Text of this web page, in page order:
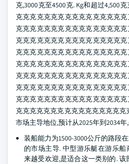
克,3000克至4500克. Kg和超过4,500
克克克克克克克克克克克克克克克
克克克克克克克克克克克克克克克
克克克克克克克克克克克克克克克
克克克克克克克克克克克克克克克
克克克克克克克克克克克克克克克
克克克克克克克克克克克克克克克
克克克克克克克克克克克克克克克
克克克克克克克克克克克克克克克
克克克克克克克克克克克克克克克克
市场主导地位,预计从2025年到2034年
装船能力为1500-3000公斤的路段
的市场主导. 中型游乐艇在游乐
来越受欢迎,是适合这一类别的.